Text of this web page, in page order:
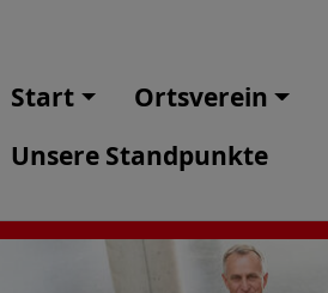
Start Ortsverein
Unsere Standpunkte